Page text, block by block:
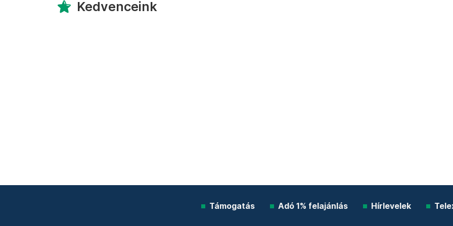
Kedvenceink
Támogatás Adó 1% felajánlás Hírlevelek